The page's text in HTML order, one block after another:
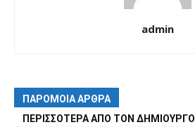
admin
ΠΑΡΟΜΟΙΑ ΑΡΘΡΑ
ΠΕΡΙΣΣΟΤΕΡΑ ΑΠΟ ΤΟΝ ΔΗΜΙΟΥΡΓΟ